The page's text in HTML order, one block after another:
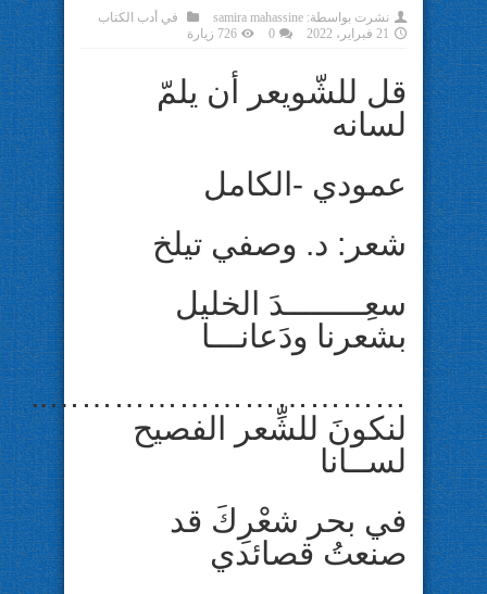
نشرت بواسطة: samira mahassine في أدب الكتاب
21 فبراير، 2022
0 726 زيارة
قل للشّويعر أن يلمّ
لسانه
عمودي -الكامل
شعر: د. وصفي تيلخ
سعِــــــــدَ الخليل
بشعرنا ودَعانـــا
……………………………..
لنكونَ للشِّعر الفصيح
لســانا
في بحر شعْرِكَ قد
صنعتُ قصائدي